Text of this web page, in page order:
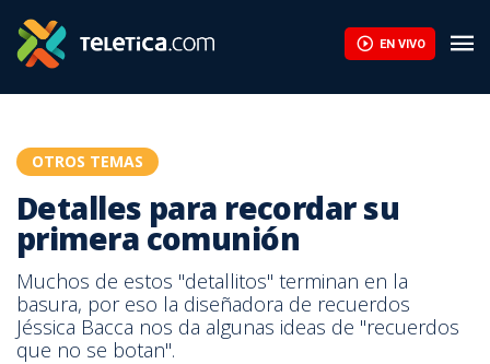
EN VIVO
OTROS TEMAS
Detalles para recordar su
primera comunión
Muchos de estos "detallitos" terminan en la
basura, por eso la diseñadora de recuerdos
Jéssica Bacca nos da algunas ideas de "recuerdos
que no se botan".